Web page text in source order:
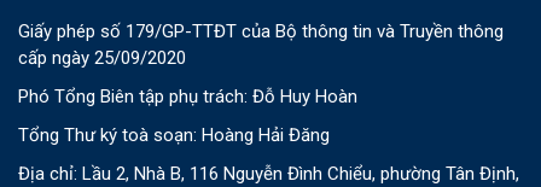
Giấy phép số 179/GP-TTĐT của Bộ thông tin và Truyền thông
cấp ngày 25/09/2020
Phó Tổng Biên tập phụ trách: Đỗ Huy Hoàn
Tổng Thư ký toà soạn: Hoàng Hải Đăng
Địa chỉ: Lầu 2, Nhà B, 116 Nguyễn Đình Chiểu, phường Tân Định,